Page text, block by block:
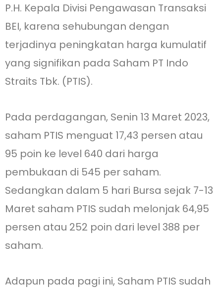
P.H. Kepala Divisi Pengawasan Transaksi
BEI, karena sehubungan dengan
terjadinya peningkatan harga kumulatif
yang signifikan pada Saham PT Indo
Straits Tbk. (PTIS).
Pada perdagangan, Senin 13 Maret 2023,
saham PTIS menguat 17,43 persen atau
95 poin ke level 640 dari harga
pembukaan di 545 per saham.
Sedangkan dalam 5 hari Bursa sejak 7-13
Maret saham PTIS sudah melonjak 64,95
persen atau 252 poin dari level 388 per
saham.
Adapun pada pagi ini, Saham PTIS sudah